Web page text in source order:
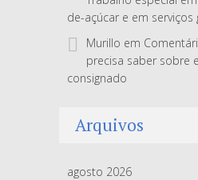
de-açúcar e em serviços
Murillo em
precisa saber sobre
consignado
Arquivos
agosto 2026